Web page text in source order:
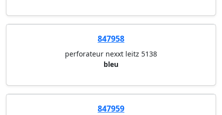
847958
perforateur nexxt leitz 5138
bleu
847959